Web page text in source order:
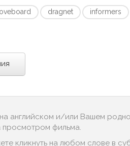
dragnet informers
английском и/или Вашем
просмотром фильма.
кликнуть на любом слове в